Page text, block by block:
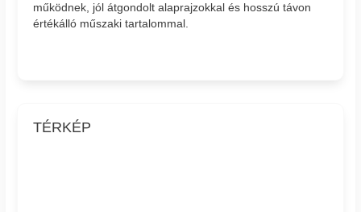
működnek, jól átgondolt alaprajzokkal és hosszú távon
értékálló műszaki tartalommal.
TÉRKÉP